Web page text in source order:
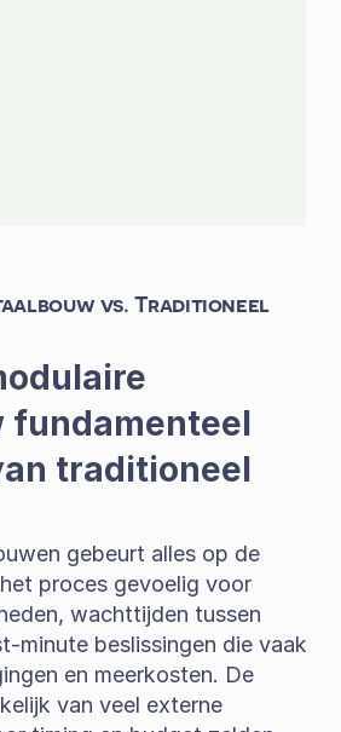
vs. Traditioneel
fundamenteel
traditioneel
gebeurt alles op de
proces gevoelig voor
wachttijden tussen
minute beslissingen die vaak
en meerkosten. De
van veel externe